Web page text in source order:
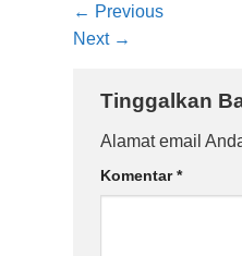
← Previous
Next →
Tinggalkan
Alamat email
Komentar*